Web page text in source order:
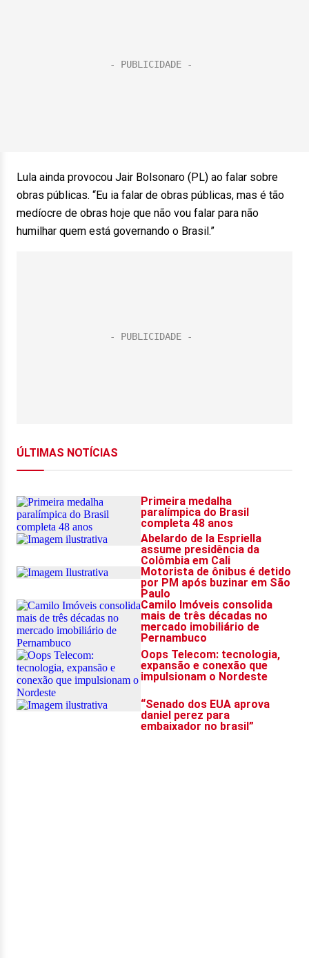
Lula ainda provocou Jair Bolsonaro (PL) ao falar sobre
obras públicas. “Eu ia falar de obras públicas, mas é tão
medíocre de obras hoje que não vou falar para não
humilhar quem está governando o Brasil.”